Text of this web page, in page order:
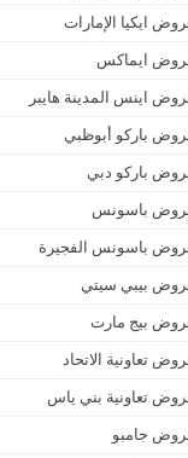
ايكيا الإمارات
ايماكس
اينس المدينة هايبر
باركو أبوظبي
باركو دبي
باسونس
باسونس الفجيرة
بيبي سيتي
بيج مارت
تعاونية الاتحاد
تعاونية بني ياس
جامبو